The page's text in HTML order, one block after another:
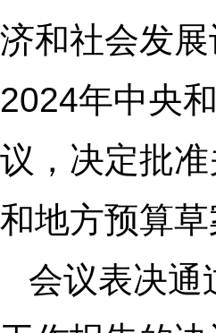
济和社会发
2024年中央
议，决定批
和地方预算
会议表决通